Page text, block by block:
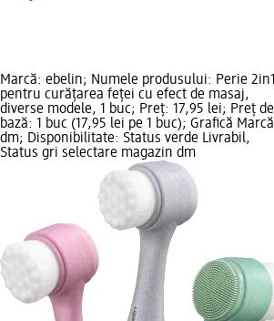
Marcă: ebelin; Numele produsului: Perie 2in1
pentru curățarea feței cu efect de masaj,
diverse modele, 1 buc; Preț: 17,95 lei; Preț de
bază: 1 buc (17,95 lei pe 1 buc); Grafică Marcă
dm; Disponibilitate: Status verde Livrabil,
Status gri selectare magazin dm